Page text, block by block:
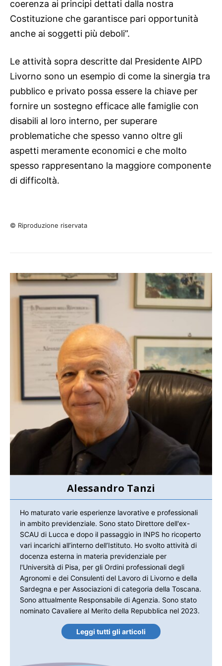
coerenza ai principi dettati dalla nostra
Costituzione che garantisce pari opportunità
anche ai soggetti più deboli”.
Le attività sopra descritte dal Presidente AIPD
Livorno sono un esempio di come la sinergia tra
pubblico e privato possa essere la chiave per
fornire un sostegno efficace alle famiglie con
disabili al loro interno, per superare
problematiche che spesso vanno oltre gli
aspetti meramente economici e che molto
spesso rappresentano la maggiore componente
di difficoltà.
© Riproduzione riservata
Alessandro Tanzi
Ho maturato varie esperienze lavorative e professionali
in ambito previdenziale. Sono stato Direttore dell'ex-
SCAU di Lucca e dopo il passaggio in INPS ho ricoperto
vari incarichi all’interno dell’Istituto. Ho svolto attività di
docenza esterna in materia previdenziale per
l'Università di Pisa, per gli Ordini professionali degli
Agronomi e dei Consulenti del Lavoro di Livorno e della
Sardegna e per Associazioni di categoria della Toscana.
Sono attualmente Responsabile di Agenzia. Sono stato
nominato Cavaliere al Merito della Repubblica nel 2023.
Leggi tutti gli articoli